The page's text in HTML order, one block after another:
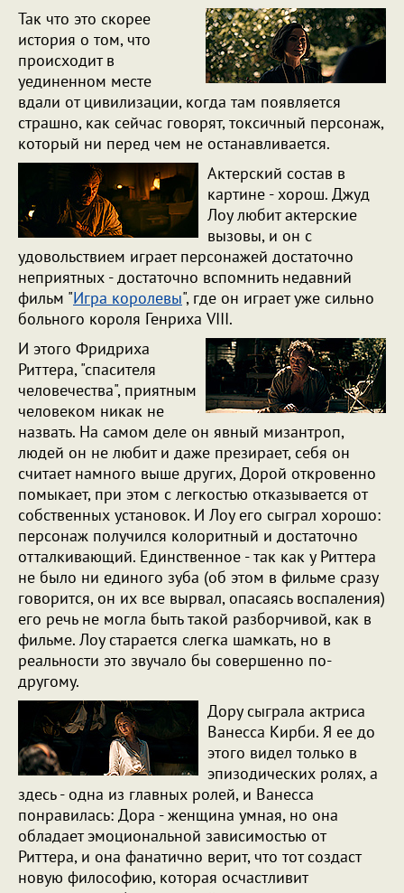
Так что это скорее
история о том, что
происходит в
уединенном месте
вдали от цивилизации, когда там появляется
страшно, как сейчас говорят, токсичный персонаж,
который ни перед чем не останавливается.
Актерский состав в
картине - хорош. Джуд
Лоу любит актерские
вызовы, и он с
удовольствием играет персонажей достаточно
неприятных - достаточно вспомнить недавний
фильм "Игра королевы", где он играет уже сильно
больного короля Генриха VIII.
И этого Фридриха
Риттера, "спасителя
человечества", приятным
человеком никак не
назвать. На самом деле он явный мизантроп,
людей он не любит и даже презирает, себя он
считает намного выше других, Дорой откровенно
помыкает, при этом с легкостью отказывается от
собственных установок. И Лоу его сыграл хорошо:
персонаж получился колоритный и достаточно
отталкивающий. Единственное - так как у Риттера
не было ни единого зуба (об этом в фильме сразу
говорится, он их все вырвал, опасаясь воспаления)
его речь не могла быть такой разборчивой, как в
фильме. Лоу старается слегка шамкать, но в
реальности это звучало бы совершенно по-
другому.
Дору сыграла актриса
Ванесса Кирби. Я ее до
этого видел только в
эпизодических ролях, а
здесь - одна из главных ролей, и Ванесса
понравилась: Дора - женщина умная, но она
обладает эмоциональной зависимостью от
Риттера, и она фанатично верит, что тот создаст
новую философию, которая осчастливит